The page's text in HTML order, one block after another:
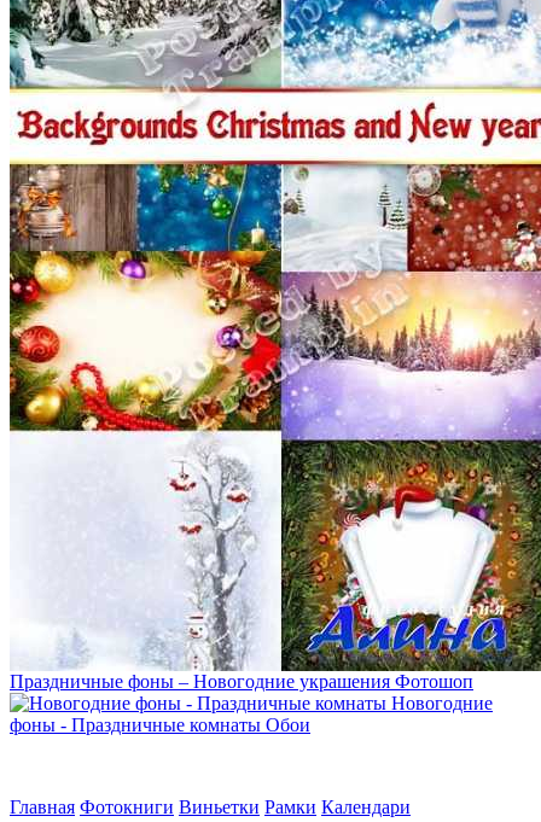
Праздничные фоны – Новогодние украшения Фотошоп
Новогодние
фоны - Праздничные комнаты Обои
Главная Фотокниги Виньетки Рамки Календари